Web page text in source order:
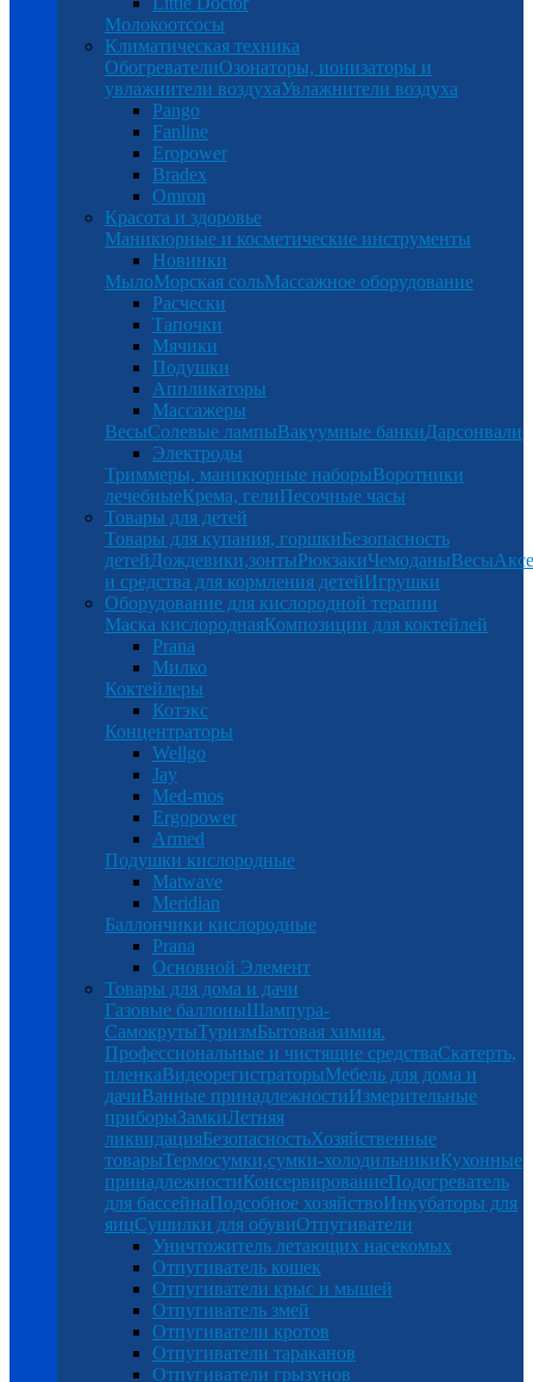
Молокоотсосы
Климатическая техника
ОбогревателиОзонаторы, ионизаторы и
увлажнители воздухаУвлажнители воздуха
Pango
Fanline
Eropower
Bradex
Omron
Красота и здоровье
Маникюрные и косметические инструменты
Новинки
МылоМорская сольМассажное оборудование
Расчески
Тапочки
Мячики
Подушки
Аппликаторы
Массажеры
ВесыСолевые лампыВакуумные банкиДарсонвали
Электроды
Триммеры, маникюрные наборыВоротники
лечебныеКрема, гелиПесочные часы
Товары для детей
Товары для купания, горшкиБезопасность
детейДождевики,зонтыРюкзакиЧемоданыВесы
и средства для кормления детейИгрушки
Оборудование для кислородной терапии
Маска кислороднаяКомпозиции для коктейлей
Prana
Милко
Коктейлеры
Котэкс
Концентраторы
Wellgo
Jay
Med-mos
Ergopower
Armed
Подушки кислородные
Matwave
Meridian
Баллончики кислородные
Prana
Основной Элемент
Товары для дома и дачи
Газовые баллоныШампура-
СамокрутыТуризмБытовая химия.
Профессиональные и чистящие средстваСкатерть,
пленкаВидеорегистраторыМебель для дома и
дачиВанные принадлежностиИзмерительные
приборыЗамкиЛетняя
ликвидацияБезопасностьХозяйственные
товарыТермосумки,сумки-холодильникиКухонные
принадлежностиКонсервированиеПодогреватель
для бассейнаПодсобное хозяйствоИнкубаторы для
яицСушилки для обувиОтпугиватели
Уничтожитель летающих насекомых
Отпугиватель кошек
Отпугиватели крыс и мышей
Отпугиватель змей
Отпугиватели кротов
Отпугиватели тараканов
Отпугиватели грызунов